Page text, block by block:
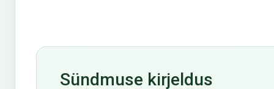
Sündmuse kirjeldus